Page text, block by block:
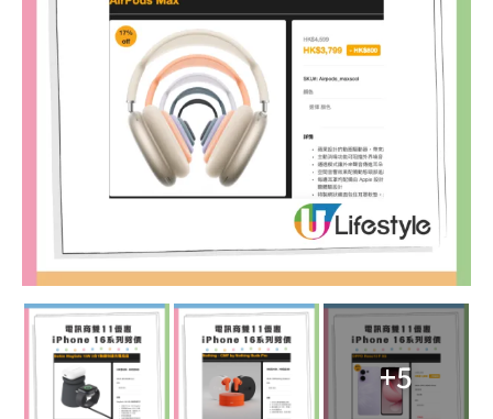
+5